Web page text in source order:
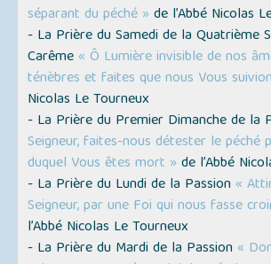
séparant du péché » de l’Abbé Nicolas
- La Prière du Samedi de la Quatrième
Carême « Ô Lumière invisible de nos
ténèbres et faites que nous Vous
Nicolas Le Tourneux
- La Prière du Premier Dimanche de la
Seigneur, faites-nous détester le péché
duquel Vous êtes mort » de l’Abbé
- La Prière du Lundi de la Passion «
Seigneur, par une Foi qui nous fasse
l’Abbé Nicolas Le Tourneux
- La Prière du Mardi de la Passion «